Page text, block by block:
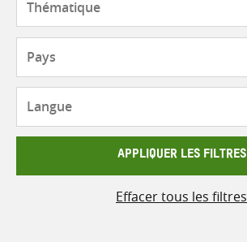
APPLIQUER LES FILTRES
Effacer tous les filtres